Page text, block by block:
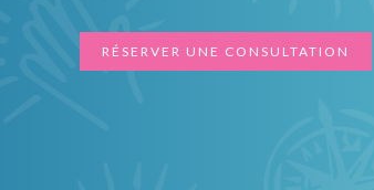
RÉSERVER UNE CONSULTATION